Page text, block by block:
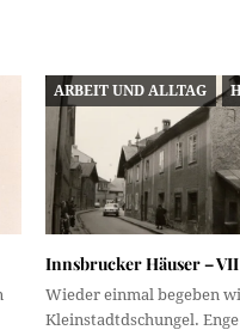
ARBEIT UND ALLTAG
Innsbrucker Häuser – VII
Wieder einmal begeben
Kleinstadtdschungel. Enge